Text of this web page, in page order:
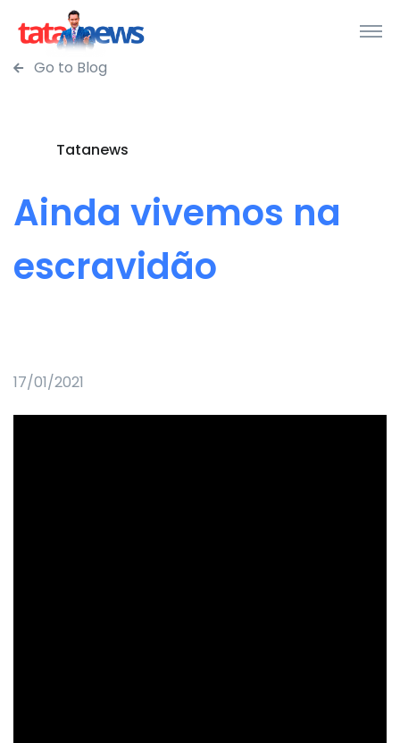
Go to Blog
Tatanews
Ainda vivemos na
escravidão
17/01/2021